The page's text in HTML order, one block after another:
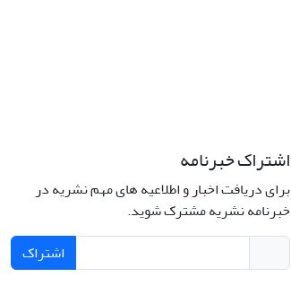
اشتراک خبرنامه
برای دریافت اخبار و اطلاعیه های مهم نشریه در
خبرنامه نشریه مشترک شوید.
اشتراک